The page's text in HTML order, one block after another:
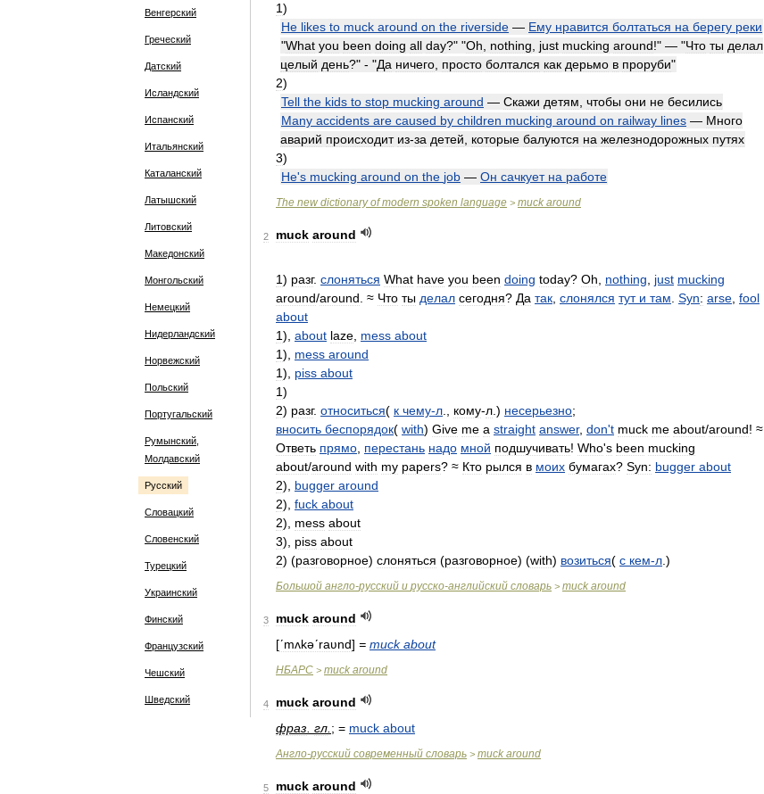
Венгерский
Греческий
Датский
Исландский
Испанский
Итальянский
Каталанский
Латышский
Литовский
Македонский
Монгольский
Немецкий
Нидерландский
Норвежский
Польский
Португальский
Румынский,
Молдавский
Русский
Словацкий
Словенский
Турецкий
Украинский
Финский
Французский
Чешский
Шведский
1)
He likes to muck around on the riverside — Ему нравится болтаться на берегу реки
"What you been doing all day?" "Oh nothing just mucking around!" — "Что ты делал
целый день?" - "Да ничего просто болтался как дерьмо в проруби"
2)
Tell the kids to stop mucking around — Скажи детям чтобы они не бесились
Many accidents are caused by children mucking around on railway lines — Много
аварий происходит из-за детей которые балуются на железнодорожных путях
3)
He's mucking around on the job — Он сачкует на работе
The new dictionary of modern spoken language > muck around
2 muck around
1) разг. слоняться What have you been doing today? Oh nothing just mucking
around/around . ≈ Что ты делал сегодня? Да так слонялся тут и там Syn: arse fool
about
1), about laze mess about
1), mess around
1), piss about
1)
2) разг. относиться( к чему-л кому-л .) несерьезно;
вносить беспорядок( with) Give me a straight answer, don't muck me about/around! ≈
Ответь прямо перестань надо мной подшучивать! Who's been mucking
about/around with my papers? ≈ Кто рылся в моих бумагах? Syn: bugger about
2), bugger around
2), fuck about
2), mess about
3), piss about
2) (разговорное) слоняться (разговорное) (with) возиться( с кем-л .)
Большой англо-русский и русско-английский словарь > muck around
3 muck around
[ʹmʌkəʹraʋnd] = muck about
НБАРС > muck around
4 muck around
фраз гл ; = muck about
Англо-русский современный словарь > muck around
5 muck around